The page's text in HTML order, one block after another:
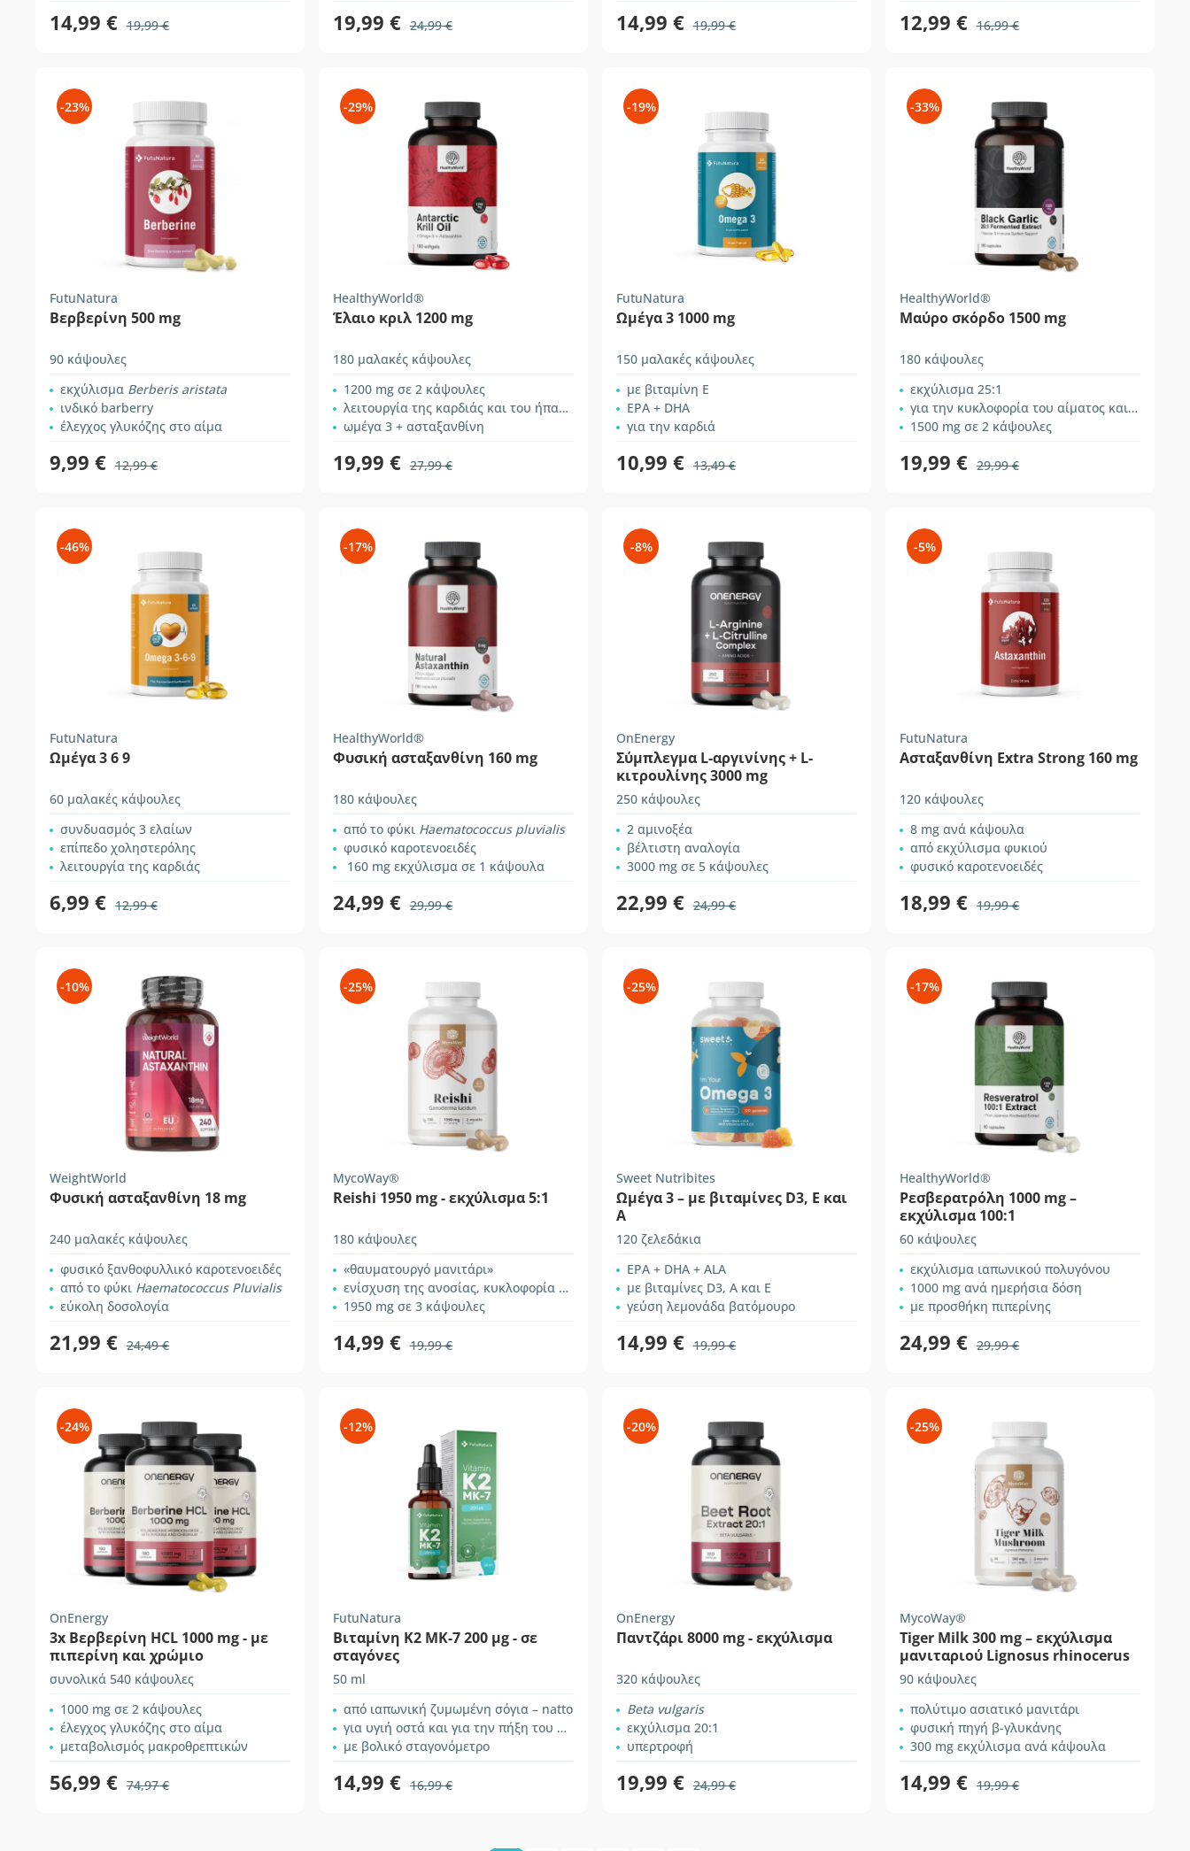
14,99 € 19,99 € 19,99 € 24,99 € 14,99 € 19,99 € 12,99 € 16,99 €
-23%
FutuNatura
Βερβερίνη 500 mg
90 κάψουλες
εκχύλισμα Berberis aristata
ινδικό barberry
έλεγχος γλυκόζης στο αίμα
9,99 € 12,99 €
-29%
HealthyWorld®
Έλαιο κριλ 1200 mg
180 μαλακές κάψουλες
1200 mg σε 2 κάψουλες
λειτουργία της καρδιάς και του ήπατος
ωμέγα 3 + ασταξανθίνη
19,99 € 27,99 €
-19%
FutuNatura
Ωμέγα 3 1000 mg
150 μαλακές κάψουλες
με βιταμίνη Ε
EPA + DHA
για την καρδιά
10,99 € 13,49 €
-33%
HealthyWorld®
Μαύρο σκόρδο 1500 mg
180 κάψουλες
εκχύλισμα 25:1
για την κυκλοφορία του αίματος και την ανοσία
1500 mg σε 2 κάψουλες
19,99 € 29,99 €
-46%
FutuNatura
Ωμέγα 3 6 9
60 μαλακές κάψουλες
συνδυασμός 3 ελαίων
επίπεδο χοληστερόλης
λειτουργία της καρδιάς
6,99 € 12,99 €
-17%
HealthyWorld®
Φυσική ασταξανθίνη 160 mg
180 κάψουλες
από το φύκι Haematococcus pluvialis
φυσικό καροτενοειδές
160 mg εκχύλισμα σε 1 κάψουλα
24,99 € 29,99 €
-8%
OnEnergy
Σύμπλεγμα L-αργινίνης + L-
κιτρουλίνης 3000 mg
250 κάψουλες
2 αμινοξέα
βέλτιστη αναλογία
3000 mg σε 5 κάψουλες
22,99 € 24,99 €
-5%
FutuNatura
Ασταξανθίνη Extra Strong 160 mg
120 κάψουλες
8 mg ανά κάψουλα
από εκχύλισμα φυκιού
φυσικό καροτενοειδές
18,99 € 19,99 €
-10%
WeightWorld
Φυσική ασταξανθίνη 18 mg
240 μαλακές κάψουλες
φυσικό ξανθοφυλλικό καροτενοειδές
από το φύκι Haematococcus Pluvialis
εύκολη δοσολογία
21,99 € 24,49 €
-25%
MycoWay®
Reishi 1950 mg - εκχύλισμα 5:1
180 κάψουλες
«θαυματουργό μανιτάρι»
ενίσχυση της ανοσίας, κυκλοφορία αίματος
1950 mg σε 3 κάψουλες
14,99 € 19,99 €
-25%
Sweet Nutribites
Ωμέγα 3 – με βιταμίνες D3, E και
A
120 ζελεδάκια
ΕPΑ + DHA + ALA
με βιταμίνες D3, Α και Ε
γεύση λεμονάδα βατόμουρο
14,99 € 19,99 €
-17%
HealthyWorld®
Ρεσβερατρόλη 1000 mg –
εκχύλισμα 100:1
60 κάψουλες
εκχύλισμα ιαπωνικού πολυγόνου
1000 mg ανά ημερήσια δόση
με προσθήκη πιπερίνης
24,99 € 29,99 €
-24%
OnEnergy
3x Βερβερίνη HCL 1000 mg - με
πιπερίνη και χρώμιο
συνολικά 540 κάψουλες
1000 mg σε 2 κάψουλες
έλεγχος γλυκόζης στο αίμα
μεταβολισμός μακροθρεπτικών
56,99 € 74,97 €
-12%
FutuNatura
Βιταμίνη K2 MK-7 200 µg - σε
σταγόνες
50 ml
από ιαπωνική ζυμωμένη σόγια – natto
για υγιή οστά και για την πήξη του αίματος
με βολικό σταγονόμετρο
14,99 € 16,99 €
-20%
OnEnergy
Παντζάρι 8000 mg - εκχύλισμα
320 κάψουλες
Beta vulgaris
εκχύλισμα 20:1
υπερτροφή
19,99 € 24,99 €
-25%
MycoWay®
Tiger Milk 300 mg – εκχύλισμα
μανιταριού Lignosus rhinocerus
90 κάψουλες
πολύτιμο ασιατικό μανιτάρι
φυσική πηγή β-γλυκάνης
300 mg εκχύλισμα ανά κάψουλα
14,99 € 19,99 €